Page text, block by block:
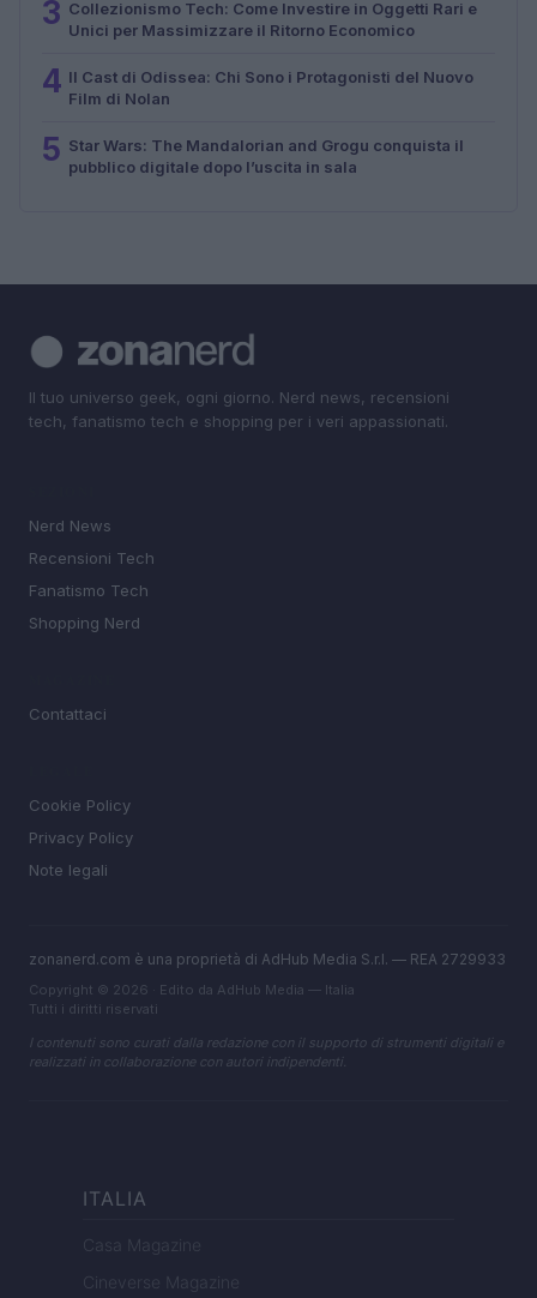
3 Collezionismo Tech: Come Investire in Oggetti Rari e
Unici per Massimizzare il Ritorno Economico
4 Il Cast di Odissea: Chi Sono i Protagonisti del Nuovo
Film di Nolan
5 Star Wars: The Mandalorian and Grogu conquista il
pubblico digitale dopo l’uscita in sala
Il tuo universo geek, ogni giorno. Nerd news, recensioni
tech, fanatismo tech e shopping per i veri appassionati.
Nerd News
Recensioni Tech
Fanatismo Tech
Shopping Nerd
Contattaci
Cookie Policy
Privacy Policy
Note legali
zonanerd.com è una proprietà di AdHub Media S.r.l. — REA 2729933
Copyright © 2026 · Edito da AdHub Media — Italia
Tutti i diritti riservati
I contenuti sono curati dalla redazione con il supporto di strumenti digitali e
realizzati in collaborazione con autori indipendenti.
ITALIA
Casa Magazine
Cineverse Magazine